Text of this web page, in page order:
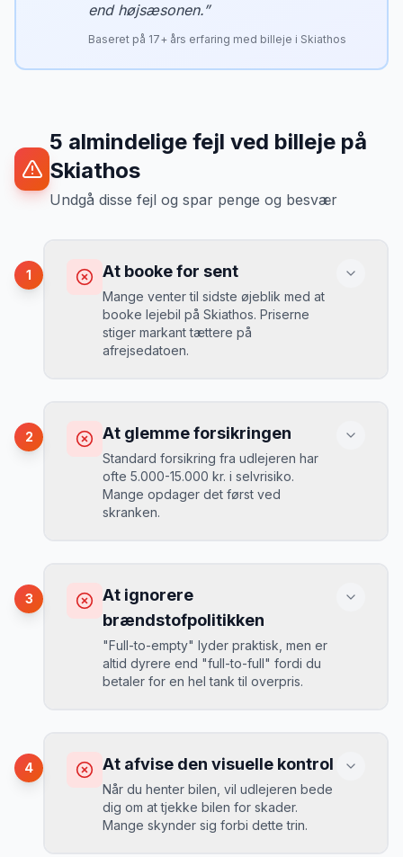
end højsæsonen.”
Baseret på 17+ års erfaring med billeje i Skiathos
5 almindelige fejl ved billeje på
Skiathos
Undgå disse fejl og spar penge og besvær
1 At booke for sent
Mange venter til sidste øjeblik med at
booke lejebil på Skiathos. Priserne
stiger markant tættere på
afrejsedatoen.
Du betaler 30-50% mere, og de bedste
biler er udsolgt.
Løsning
MJ
Mikkels erfaring
“I august 2024 så jeg priserne på
Skiathos stige fra 189 kr/dag til 349
kr/dag på bare 2 uger. Book tidligt!
2 At glemme forsikringen
Standard forsikring fra udlejeren har
ofte 5.000-15.000 kr. i selvrisiko.
Mange opdager det først ved
skranken.
Ved selv en mindre skade kan du blive
opkrævet tusindvis af kroner.
Løsning
Book altid med fuld kaskoforsikring uden
MJ
Mikkels erfaring September 2023
“ En lille bule i døren kostede mig 8.000
kr. i selvrisiko. Siden har jeg altid
3
At ignorere
brændstofpolitikken
"Full-to-empty" lyder praktisk, men er
altid dyrere end "full-to-full" fordi du
betaler for en hel tank til overpris.
Du betaler 20-30% mere for brændstof,
da udlejeren tager høje benzinpriser.
Løsning
4 At afvise den visuelle kontrol
Når du henter bilen, vil udlejeren bede
dig om at tjekke bilen for skader.
Mange skynder sig forbi dette trin.